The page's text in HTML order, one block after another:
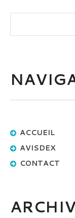
ACCUEIL
AVISDEX
CONTACT